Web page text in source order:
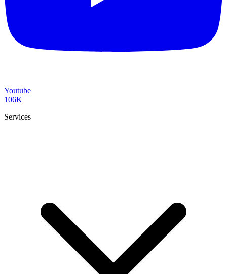
Youtube
106K
Services